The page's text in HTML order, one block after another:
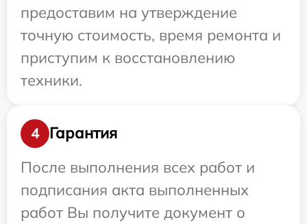
предоставим на утверждение
точную стоимость, время ремонта и
приступим к восстановлению
техники.
4
Гарантия
После выполнения всех работ и
подписания акта выполненных
работ Вы получите документ о